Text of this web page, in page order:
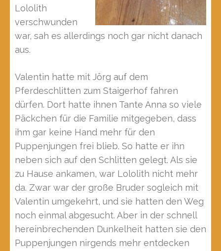
Lololith
verschwunden
war, sah es allerdings noch gar nicht danach
aus.
Valentin hatte mit Jörg auf dem
Pferdeschlitten zum Staigerhof fahren
dürfen. Dort hatte ihnen Tante Anna so viele
Päckchen für die Familie mitgegeben, dass
ihm gar keine Hand mehr für den
Puppenjungen frei blieb. So hatte er ihn
neben sich auf den Schlitten gelegt. Als sie
zu Hause ankamen, war Lololith nicht mehr
da. Zwar war der große Bruder sogleich mit
Valentin umgekehrt, und sie hatten den Weg
noch einmal abgesucht. Aber in der schnell
hereinbrechenden Dunkelheit hatten sie den
Puppenjungen nirgends mehr entdecken